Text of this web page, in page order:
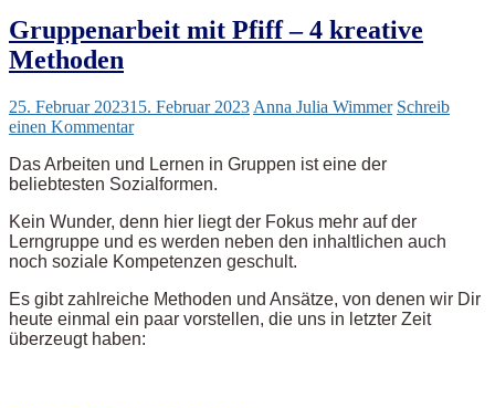
Gruppenarbeit mit Pfiff – 4 kreative
Methoden
25. Februar 202315. Februar 2023 Anna Julia Wimmer Schreib
einen Kommentar
Das Arbeiten und Lernen in Gruppen ist eine der
beliebtesten Sozialformen.
Kein Wunder, denn hier liegt der Fokus mehr auf der
Lerngruppe und es werden neben den inhaltlichen auch
noch soziale Kompetenzen geschult.
Es gibt zahlreiche Methoden und Ansätze, von denen wir Dir
heute einmal ein paar vorstellen, die uns in letzter Zeit
überzeugt haben: